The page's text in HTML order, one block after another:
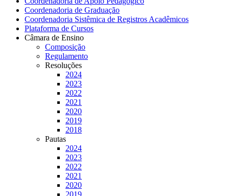
Coordenadoria de Graduação
Coordenadoria Sistêmica de Registros Acadêmicos
Plataforma de Cursos
Câmara de Ensino
Composição
Regulamento
Resoluções
2024
2023
2022
2021
2020
2019
2018
Pautas
2024
2023
2022
2021
2020